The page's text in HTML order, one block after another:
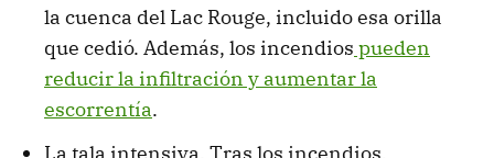
la cuenca del Lac Rouge, incluido esa orilla
que cedió. Además, los incendios pueden
reducir la infiltración y aumentar la
escorrentía.
La tala intensiva. Tras los incendios,